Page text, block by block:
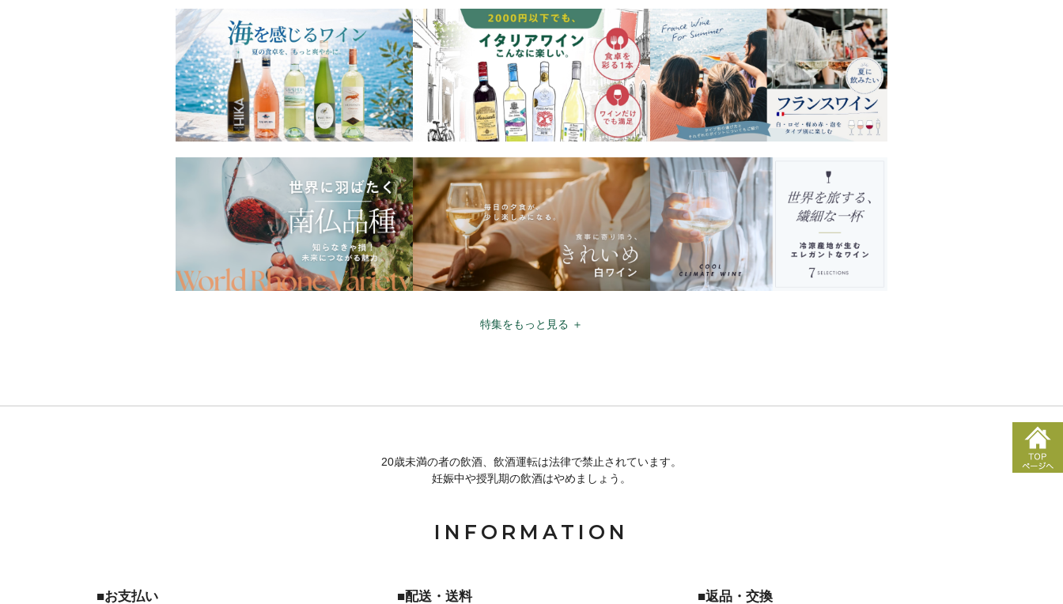
特集をもっと見る ＋
20歳未満の者の飲酒、飲酒運転は法律で禁止されています。
妊娠中や授乳期の飲酒はやめましょう。
INFORMATION
■お支払い ■配送・送料 ■返品・交換